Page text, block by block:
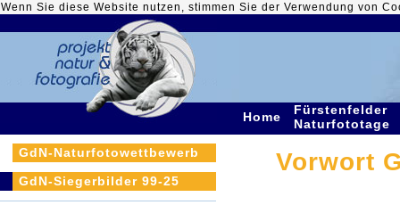
Wenn Sie diese Website nutzen, stimmen Sie der Verwendung von
Home
Fürstenfelder
Naturfototage
GdN-Naturfotowettbewerb
GdN-Siegerbilder 99-25
Vorwort